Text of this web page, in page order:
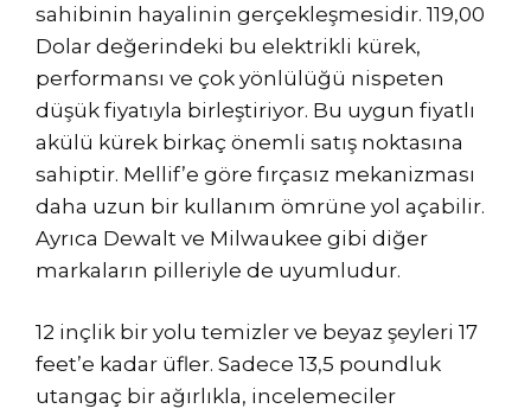
sahibinin hayalinin gerçekleşmesidir. 119,00
Dolar değerindeki bu elektrikli kürek,
performansı ve çok yönlülüğü nispeten
düşük fiyatıyla birleştiriyor. Bu uygun fiyatlı
akülü kürek birkaç önemli satış noktasına
sahiptir. Mellif’e göre fırçasız mekanizması
daha uzun bir kullanım ömrüne yol açabilir.
Ayrıca Dewalt ve Milwaukee gibi diğer
markaların pilleriyle de uyumludur.
12 inçlik bir yolu temizler ve beyaz şeyleri 17
feet’e kadar üfler. Sadece 13,5 poundluk
utangaç bir ağırlıkla, incelemeciler